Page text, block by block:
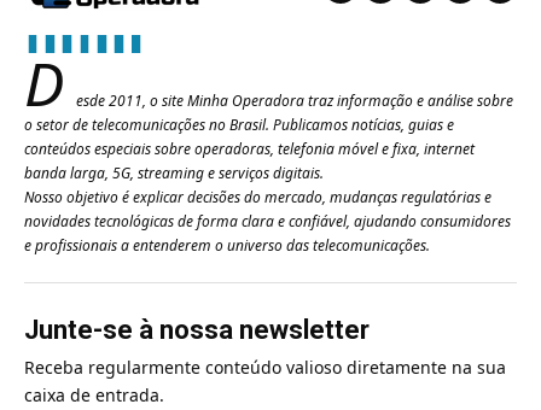
D
esde 2011, o site Minha Operadora traz informação e análise sobre
o setor de telecomunicações no Brasil. Publicamos notícias, guias e
conteúdos especiais sobre operadoras, telefonia móvel e fixa, internet
banda larga, 5G, streaming e serviços digitais.
Nosso objetivo é explicar decisões do mercado, mudanças regulatórias e
novidades tecnológicas de forma clara e confiável, ajudando consumidores
e profissionais a entenderem o universo das telecomunicações.
Junte-se à nossa newsletter
Receba regularmente conteúdo valioso diretamente na sua
caixa de entrada.